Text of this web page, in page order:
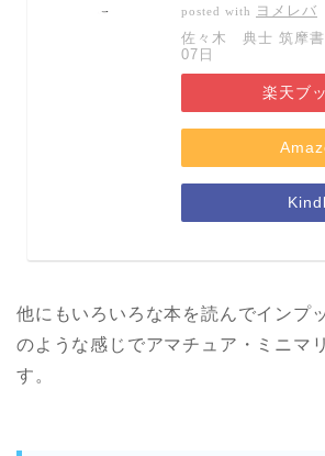
posted with
ヨメレバ
佐々木 典士 筑摩書
07日
楽天ブ
他にもいろいろな本を読んでインプ
のような感じでアマチュア・ミニマ
す。